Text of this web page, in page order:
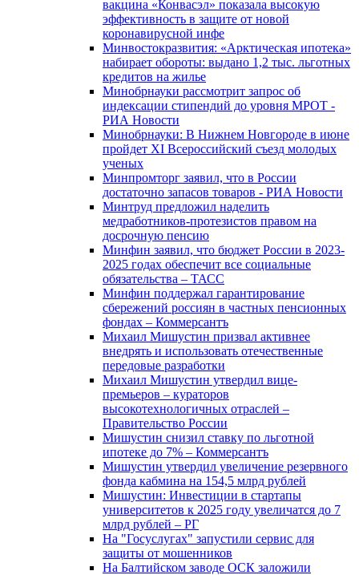
вакцина «Конвасэл» показала высокую
эффективность в защите от новой
коронавирусной инфе
Минвостокразвития: «Арктическая ипотека»
набирает обороты: выдано 1,2 тыс. льготных
кредитов на жилье
Минобрнауки рассмотрит запрос об
индексации стипендий до уровня МРОТ -
РИА Новости
Минобрнауки: В Нижнем Новгороде в июне
пройдет XI Всероссийский съезд молодых
ученых
Минпромторг заявил, что в России
достаточно запасов товаров - РИА Новости
Минтруд предложил наделить
медработников-протезистов правом на
досрочную пенсию
Минфин заявил, что бюджет России в 2023-
2025 годах обеспечит все социальные
обязательства – ТАСС
Минфин поддержал гарантирование
сбережений россиян в частных пенсионных
фондах – Коммерсантъ
Михаил Мишустин призвал активнее
внедрять и использовать отечественные
передовые разработки
Михаил Мишустин утвердил вице-
премьеров – кураторов
высокотехнологичных отраслей –
Правительство России
Мишустин снизил ставку по льготной
ипотеке до 7% – Коммерсантъ
Мишустин утвердил увеличение резервного
фонда кабмина на 154,5 млрд рублей
Мишустин: Инвестиции в стартапы
университетов к 2025 году увеличатся до 7
млрд рублей – РГ
На "Госуслугах" запустили сервис для
защиты от мошенников
На Балтийском заводе ОСК заложили